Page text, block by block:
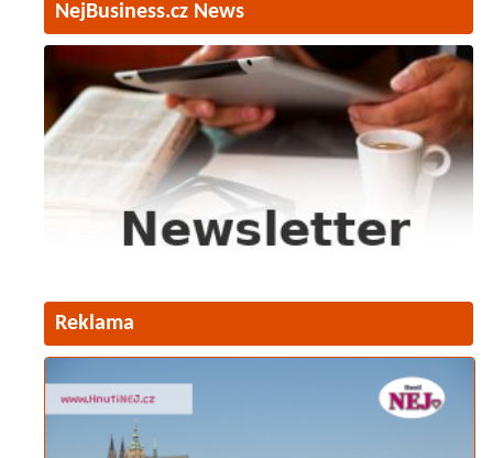
NejBusiness.cz News
Reklama